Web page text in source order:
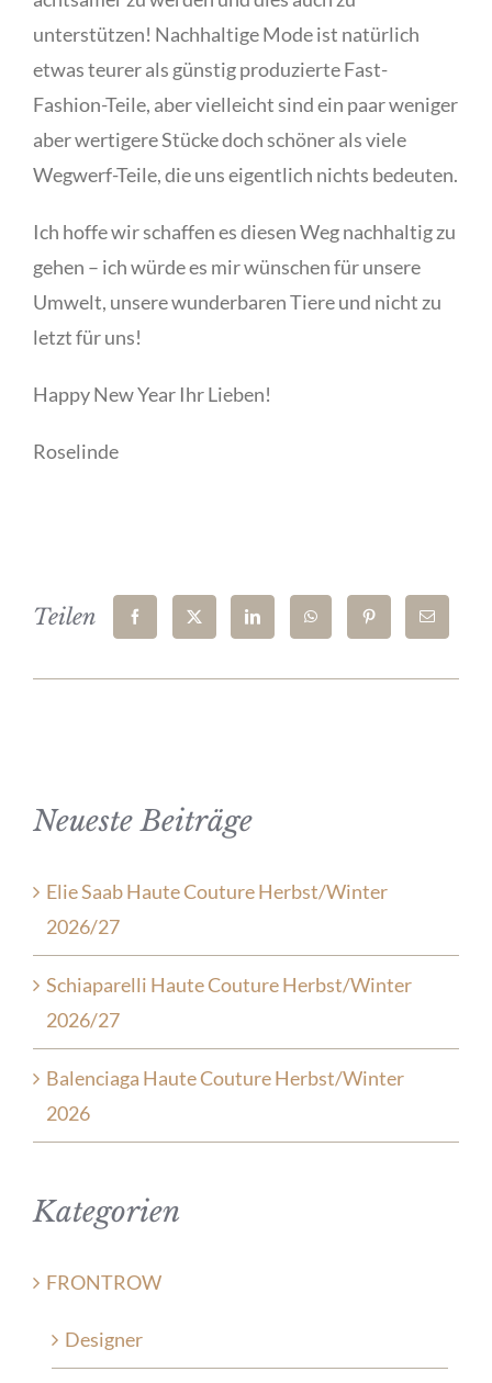
unterstützen! Nachhaltige Mode ist natürlich
etwas teurer als günstig produzierte Fast-
Fashion-Teile, aber vielleicht sind ein paar weniger
aber wertigere Stücke doch schöner als viele
Wegwerf-Teile, die uns eigentlich nichts bedeuten.
Ich hoffe wir schaffen es diesen Weg nachhaltig zu
gehen – ich würde es mir wünschen für unsere
Umwelt, unsere wunderbaren Tiere und nicht zu
letzt für uns!
Happy New Year Ihr Lieben!
Roselinde
Teilen
Neueste Beiträge
Elie Saab Haute Couture Herbst/Winter
2026/27
Schiaparelli Haute Couture Herbst/Winter
2026/27
Balenciaga Haute Couture Herbst/Winter
2026
Kategorien
FRONTROW
Designer